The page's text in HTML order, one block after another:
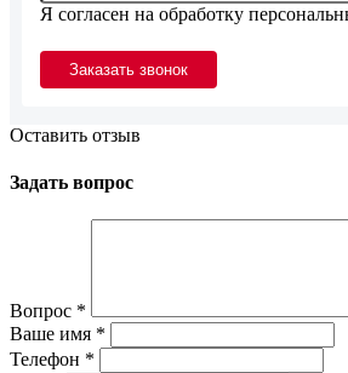
Я согласен на обработку
Оставить отзыв
Задать вопрос
Вопрос *
Ваше имя *
Телефон *